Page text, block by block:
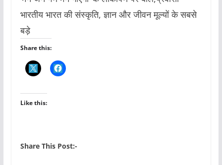
भारतीय भारत की संस्कृति, ज्ञान और जीवन मूल्यों के सबसे
बड़े
Share this:
Like this:
Share This Post:-